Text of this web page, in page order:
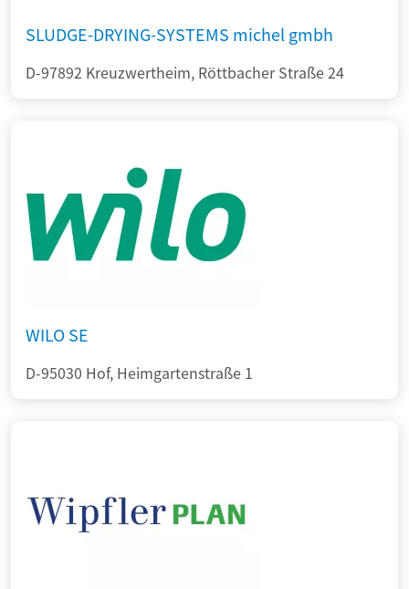
SLUDGE-DRYING-SYSTEMS michel gmbh
D-97892 Kreuzwertheim, Röttbacher Straße 24
WILO SE
D-95030 Hof, Heimgartenstraße 1